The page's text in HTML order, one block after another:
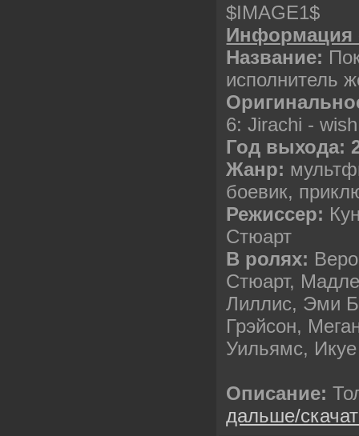
$IMAGE1$
Название:
исполнитель
6: Jirachi -
Год выхода:
Жанр:
боевик,
Режиссер:
Стюарт
В ролях:
Стюарт,
Лиллис, Эми
Грэйсон,
Уильямс,
Описание:
дальше/